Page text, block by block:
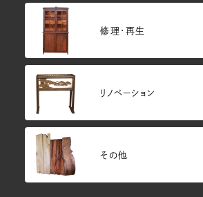
修理・再生
リノベーション
その他